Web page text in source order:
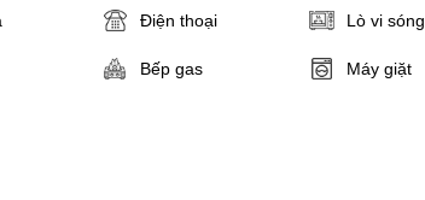
Điện thoại Lò vi sóng
Bếp gas Máy giặt